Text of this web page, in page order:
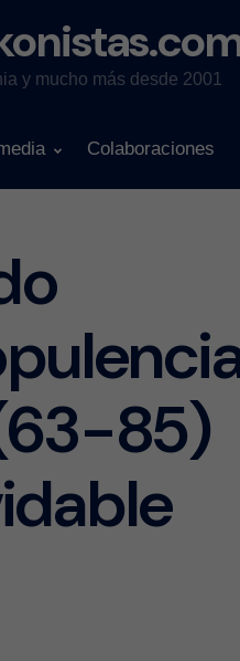
y mucho más desde 2001
Colaboraciones
85)